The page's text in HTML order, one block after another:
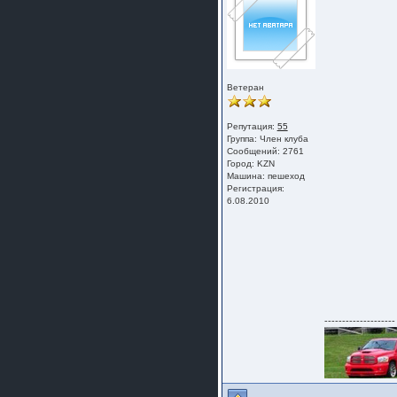
Ветеран
Репутация: 55
Группа: Член клуба
Сообщений: 2761
Город: KZN
Машина: пешеход
Регистрация:
6.08.2010
--------------------